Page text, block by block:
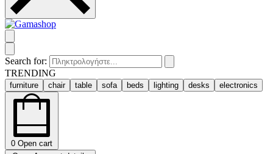
Search for:
TRENDING
furniture chair table sofa beds lighting desks electronics
0 Open cart